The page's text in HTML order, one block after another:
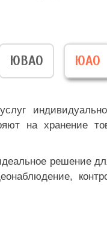
ЮВАО ЮАО
на хранение
решение